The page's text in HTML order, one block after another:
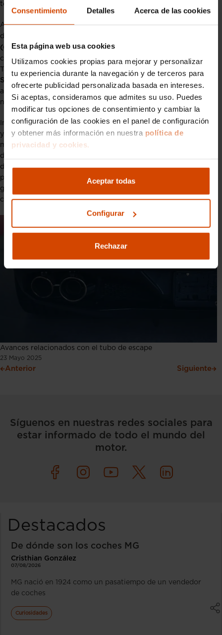
Consentimiento Detalles Acerca de las cookies
Esta página web usa cookies
Utilizamos cookies propias para mejorar y personalizar
tu experiencia durante la navegación y de terceros para
ofrecerte publicidad personalizada basada en intereses.
Si aceptas, consideramos que admites su uso. Puedes
modificar tus opciones de consentimiento y cambiar la
configuración de las cookies en el panel de configuración
y obtener más información en nuestra política de
privacidad y cookies.
Aceptar todas
Configurar
Rechazar
tecnologías avanzadas en los tubos de escape.
Además de los catalizadores tradicionales, muchos vehículos
de gasolina actuales integran ya un
(GPF), similar al que emplean los motores diésel (DPF), que
captura partículas finas antes de ser expulsadas al exterior.
También se utilizan sistemas
SCR (Reducción Catalítica
Selectiva)
aditivo como el
para transformar los óxidos de
nitrógeno en compuestos inofensivos.
Incluso los coches híbridos, que alternan entre motor térmico
y eléctrico, cuentan con sistemas de escape optimizados que
minimizan las emisiones en las fases de arranque en frío,
donde más contaminan; algunos de ellos sufren el fenómeno
de
agua en el tubo de escape. Estas innovaciones refuerzan el
papel del tubo de escape no solo como un canalizador de
gases, sino como un componente clave en la lucha contra la
contaminación y en la eficiencia energética del vehículo.
Avances relacionados con el tubo de escape
23 Mayo 2025
Anterior Siguiente
Síguenos en nuestras redes sociales para
estar informado de todo el mundo del
motor.
Destacados
De dónde son los coches MG
Cristhian González
07/08/2026
MG nació en 1924 como un pasatiempo de un vendedor
de coches
Curiosidades